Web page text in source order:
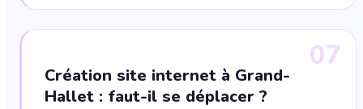
07
Création site internet à Grand-
Hallet : faut-il se déplacer ?